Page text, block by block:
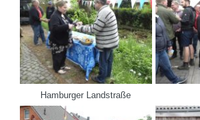
Hamburger Landstraße